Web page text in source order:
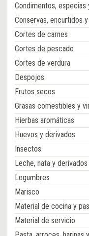
Condimentos, especias
Conservas, encurtidos
Cortes de carnes
Cortes de pescado
Cortes de verdura
Despojos
Frutos secos
Grasas comestibles y
Hierbas aromáticas
Huevos y derivados
Insectos
Leche, nata y derivados
Legumbres
Marisco
Material de cocina y
Material de servicio